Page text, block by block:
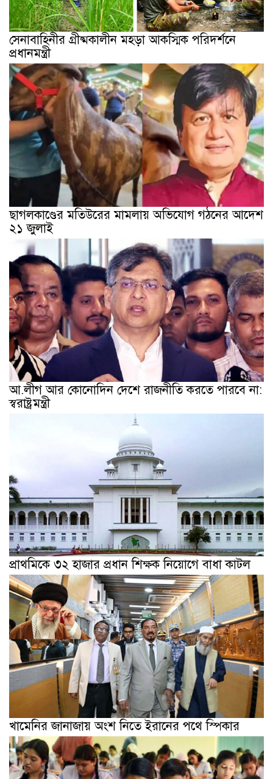
সেনাবাহিনীর গ্রীষ্মকালীন মহড়া আকস্মিক পরিদর্শনে
প্রধানমন্ত্রী
ছাগলকাণ্ডের মতিউরের মামলায় অভিযোগ গঠনের আদেশ
২১ জুলাই
আ.লীগ আর কোনোদিন দেশে রাজনীতি করতে পারবে না:
স্বরাষ্ট্রমন্ত্রী
প্রাথমিকে ৩২ হাজার প্রধান শিক্ষক নিয়োগে বাধা কাটল
খামেনির জানাজায় অংশ নিতে ইরানের পথে স্পিকার